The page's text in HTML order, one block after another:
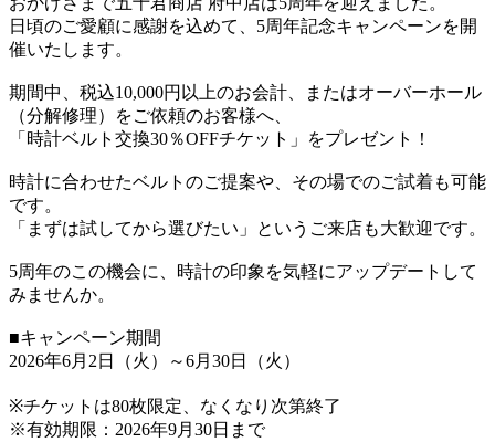
日頃のご愛顧に感謝を込めて、5周年記念キャンペーンを開
催いたします。
期間中、税込10,000円以上のお会計、またはオーバーホール
（分解修理）をご依頼のお客様へ、
「時計ベルト交換30％OFFチケット」をプレゼント！
時計に合わせたベルトのご提案や、その場でのご試着も可能
です。
「まずは試してから選びたい」というご来店も大歓迎です。
5周年のこの機会に、時計の印象を気軽にアップデートして
みませんか。
■キャンペーン期間
2026年6月2日（火）～6月30日（火）
※チケットは80枚限定、なくなり次第終了
※有効期限：2026年9月30日まで